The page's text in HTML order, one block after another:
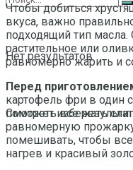
Нет результатов
Смотреть все
Чтобы добиться
вкуса, важно
подходящий тип
растительное или
равномерно жарить и
Перед
картофель фри в один
поможет избежать
равномерную
помешивать, чтобы
нагрев и красивый